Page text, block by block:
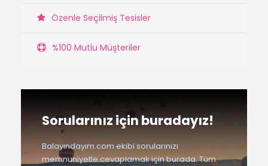
Özenle Seçilmiş Tesisler
%100 Mutlu Müşteriler
Sorularınız için buradayız!
Balayındayım.com ekibi sorularınızı
memnuniyetle cevaplamak için burada. Tüm